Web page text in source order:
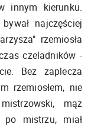
innym kierunku.
najczęściej
rzemiosła
czeladników -
Bez zaplecza
rzemiosłem, nie
mąż
mistrzu, miał